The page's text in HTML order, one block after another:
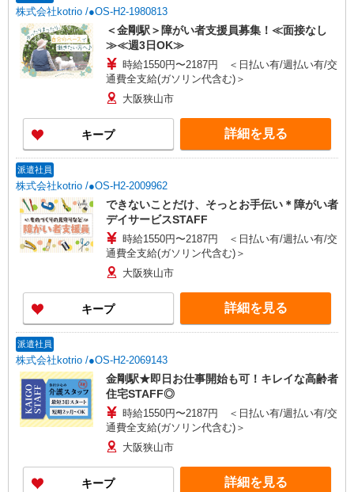
株式会社kotrio /●OS-H2-1980813
＜金剛駅＞障がい者支援員募集！≪面接なし
≫≪週3日OK≫
時給1550円〜2187円 ＜日払い有/週払い有/交
通費全支給(ガソリン代含む)＞
大阪狭山市
キープ 詳細を見る
派遣社員
株式会社kotrio /●OS-H2-2009962
できないことだけ、そっとお手伝い＊障がい者
デイサービスSTAFF
時給1550円〜2187円 ＜日払い有/週払い有/交
通費全支給(ガソリン代含む)＞
大阪狭山市
キープ 詳細を見る
派遣社員
株式会社kotrio /●OS-H2-2069143
金剛駅★即日お仕事開始も可！キレイな高齢者
住宅STAFF◎
時給1550円〜2187円 ＜日払い有/週払い有/交
通費全支給(ガソリン代含む)＞
大阪狭山市
キープ 詳細を見る